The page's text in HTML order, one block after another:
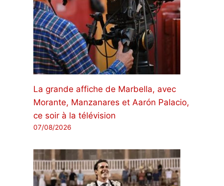
La grande affiche de Marbella, avec
Morante, Manzanares et Aarón Palacio,
ce soir à la télévision
07/08/2026